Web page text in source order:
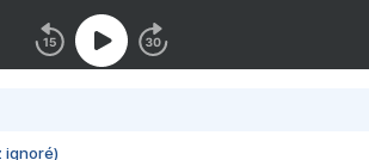
ignoré)